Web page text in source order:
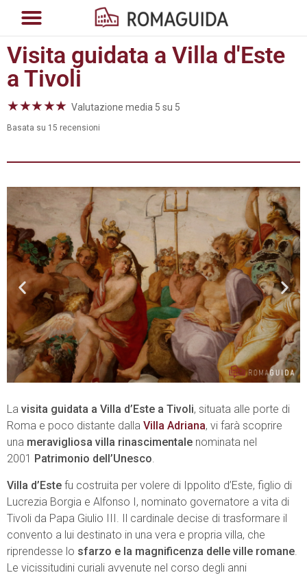
Visita guidata a Villa d'Este
a Tivoli
★★★★★ Valutazione media 5 su 5
Basata su 15 recensioni
La visita guidata a Villa d’Este a Tivoli, situata alle porte di
Roma e poco distante dalla Villa Adriana, vi farà scoprire
una meravigliosa villa rinascimentale nominata nel
2001
Patrimonio dell’Unesco.
Villa d’Este fu costruita per volere di Ippolito d’Este, figlio di
Lucrezia Borgia e Alfonso I, nominato governatore a vita di
Tivoli da Papa Giulio III. Il cardinale decise di trasformare il
convento a lui destinato in una vera e propria villa, che
riprendesse lo sfarzo e la magnificenza delle ville romane
Le vicissitudini curiali avvenute nel corso degli anni